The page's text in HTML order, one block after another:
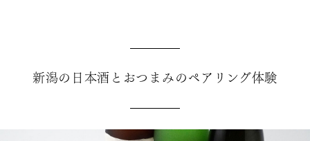
新潟の日本酒とおつまみのペアリング体験